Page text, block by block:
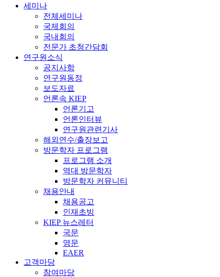
세미나
전체세미나
국제회의
국내회의
전문가 초청간담회
연구원소식
공지사항
연구원동정
보도자료
언론속 KIEP
언론기고
언론인터뷰
연구원관련기사
해외연수/출장보고
방문학자 프로그램
프로그램 소개
역대 방문학자
방문학자 커뮤니티
채용안내
채용공고
인재초빙
KIEP 뉴스레터
국문
영문
EAER
고객마당
참여마당